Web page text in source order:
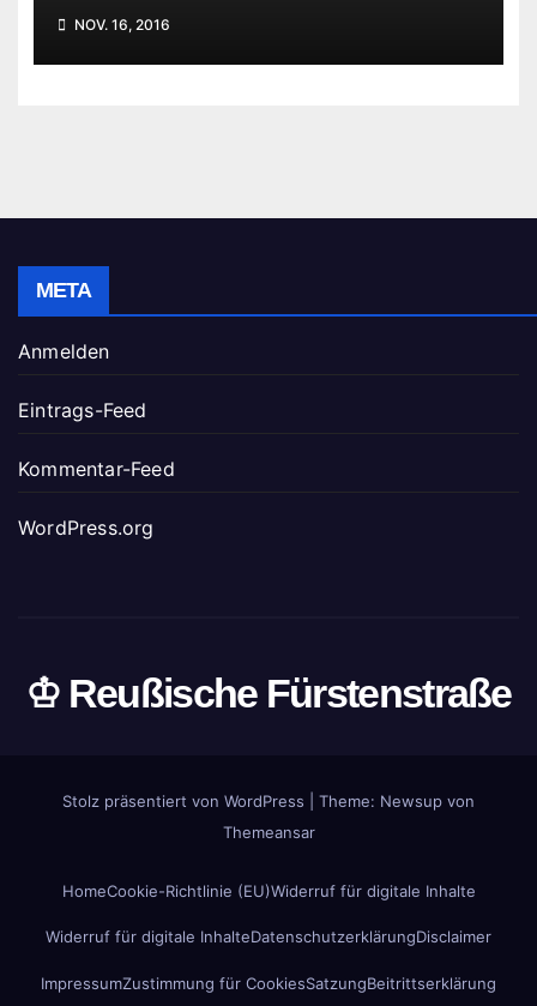
NOV. 16, 2016
META
Anmelden
Eintrags-Feed
Kommentar-Feed
WordPress.org
♔ Reußische Fürstenstraße
Stolz präsentiert von WordPress
Theme: Newsup von
Themeansar
HomeCookie-Richtlinie (EU)Widerruf für digitale Inhalte
Widerruf für digitale InhalteDatenschutzerklärungDisclaimer
ImpressumZustimmung für CookiesSatzungBeitrittserklärung